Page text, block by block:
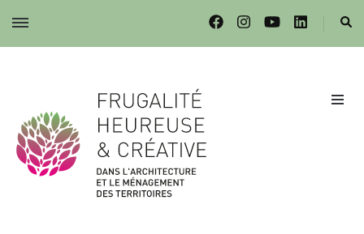
Frugalité dans l'architecture et le ménagement des territoires